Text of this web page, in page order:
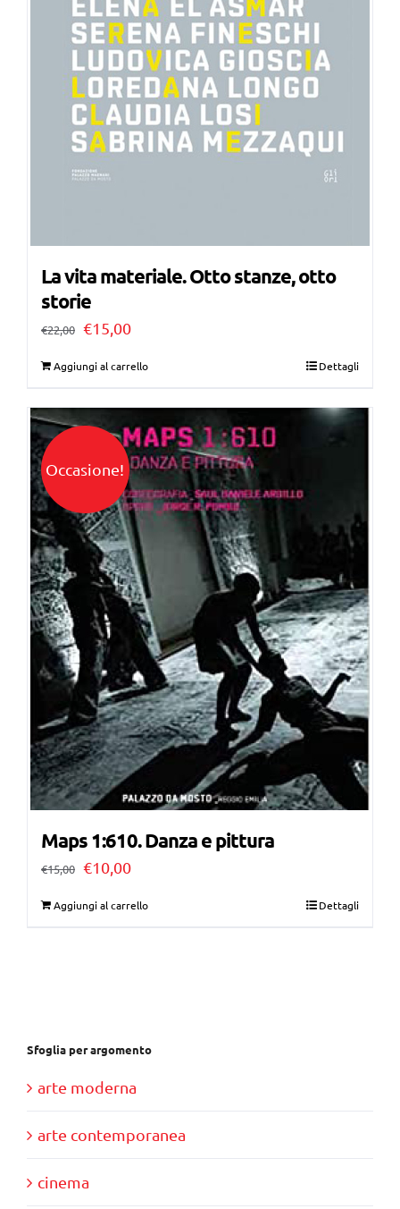
La vita materiale. Otto stanze, otto
storie
€22,00 Il
era:
€22,00.
€15,00Il
è:
€15,00.
Aggiungi al carrello Dettagli
Occasione!
Maps 1:610. Danza e pittura
€15,00 Il
€10,00Il
Aggiungi al carrello Dettagli
Sfoglia per argomento
arte moderna
arte contemporanea
cinema